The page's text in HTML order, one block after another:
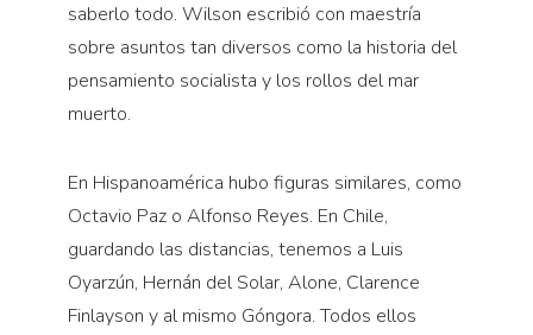
saberlo todo. Wilson escribió con maestría
sobre asuntos tan diversos como la historia del
pensamiento socialista y los rollos del mar
muerto.
En Hispanoamérica hubo figuras similares, como
Octavio Paz o Alfonso Reyes. En Chile,
guardando las distancias, tenemos a Luis
Oyarzún, Hernán del Solar, Alone, Clarence
Finlayson y al mismo Góngora. Todos ellos